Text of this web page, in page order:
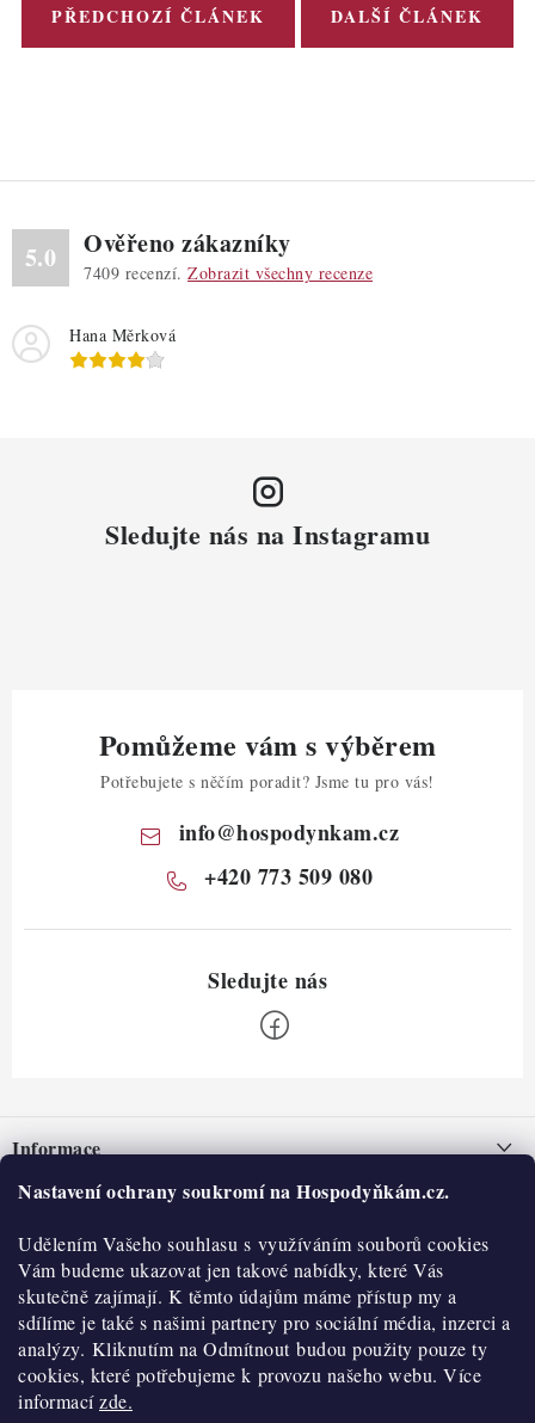
Nastavení ochrany soukromí na Hospodyňkám.cz.
Udělením Vašeho souhlasu s využíváním souborů cookies
Vám budeme ukazovat jen takové nabídky, které Vás
skutečně zajímají. K těmto údajům máme přístup my a
sdílíme je také s našimi partnery pro sociální média, inzerci a
analýzy. Kliknutím na Odmítnout budou použity pouze ty
cookies, které potřebujeme k provozu našeho webu. Více
informacízde.
PŘEDCHOZÍ ČLÁNEK DALŠÍ ČLÁNEK
5.0 Ověřeno zákazníky
7409 recenzí. Zobrazit všechny recenze
Hana Měrková
Sledujte nás na Instagramu
Pomůžeme vám s výběrem
Potřebujete s něčím poradit? Jsme tu pro vás!
info@hospodynkam.cz
+420 773 509 080
pInformace
Nepřevzetí zásilky na dobírku
Obchodní podmínky
Hodnocení obchodu
Blog
Moje objednávka
O nás
Historie
Kontakty
O nákupu
Reklamace a vratky
Výdejní místa